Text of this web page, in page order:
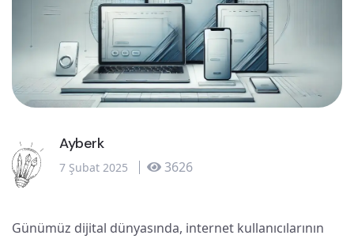
Ayberk
7 Şubat 2025 3626
Günümüz dijital dünyasında, internet kullanıcılarının